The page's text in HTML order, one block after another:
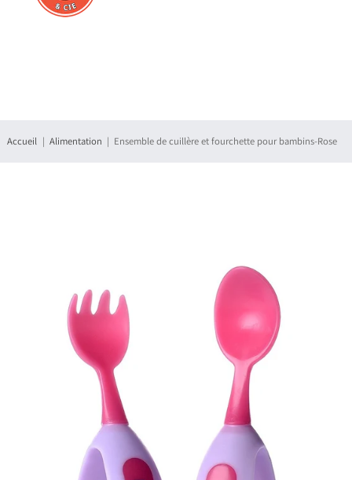
Accueil Alimentation Ensemble de cuillère et fourchette pour bambins-Rose